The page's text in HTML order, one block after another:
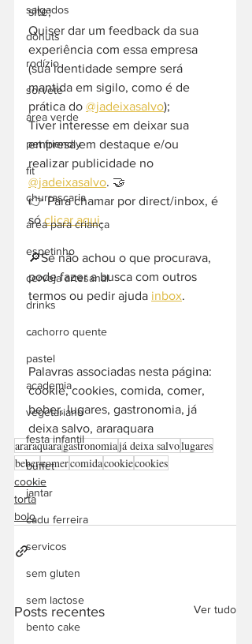
salgados
donuts
rodízio
sorvete
área verde
pet friendly
fit
churrascaria
área para criança
espetinho
cerveja artesanal
drinks
cachorro quente
pastel
academia
vegetariano
festa infantil
buffet
jantar
cadu ferreira
servicos
sem gluten
sem lactose
bento cake
site;
Quiser dar um feedback da sua
experiência com essa empresa
(sua identidade sempre será
mantida em sigilo, como é de
prática do @jadeixasalvo);
Tiver interesse em deixar sua
empresa em destaque e/ou
realizar publicidade no
@jadeixasalvo. 🤝
👉 Para chamar por direct/inbox, é
só clicar aqui.
🔎Se não achou o que procurava,
pode fazer a busca com outros
termos ou pedir ajuda inbox.
-
Palavras associadas nesta página:
cookie, cookies, comida, comer,
beber, lugares, gastronomia, já
deixa salvo, araraquara
araraquaragastronomiajá deixa salvolugares
bebercomercomidacookiecookies
cookie
torta
bolo
Posts recentes Ver tudo